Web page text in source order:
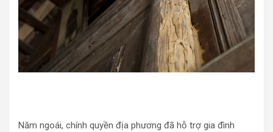
Năm ngoái, chính quyền địa phương đã hỗ trợ gia đình